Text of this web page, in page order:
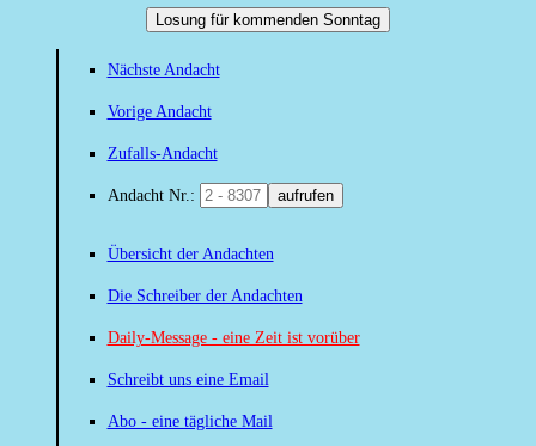
Losung für kommenden Sonntag
Nächste Andacht
Vorige Andacht
Zufalls-Andacht
Andacht Nr.: aufrufen
Übersicht der Andachten
Die Schreiber der Andachten
Daily-Message - eine Zeit ist vorüber
Schreibt uns eine Email
Abo - eine tägliche Mail